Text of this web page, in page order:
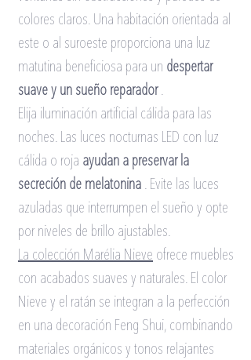
colores claros. Una habitación orientada al
este o al suroeste proporciona una luz
matutina beneficiosa para un despertar
suave y un sueño reparador .
Elija iluminación artificial cálida para las
noches. Las luces nocturnas LED con luz
cálida o roja ayudan a preservar la
secreción de melatonina . Evite las luces
azuladas que interrumpen el sueño y opte
por niveles de brillo ajustables.
La colección Marélia Nieve ofrece muebles
con acabados suaves y naturales. El color
Nieve y el ratán se integran a la perfección
en una decoración Feng Shui, combinando
materiales orgánicos y tonos relajantes